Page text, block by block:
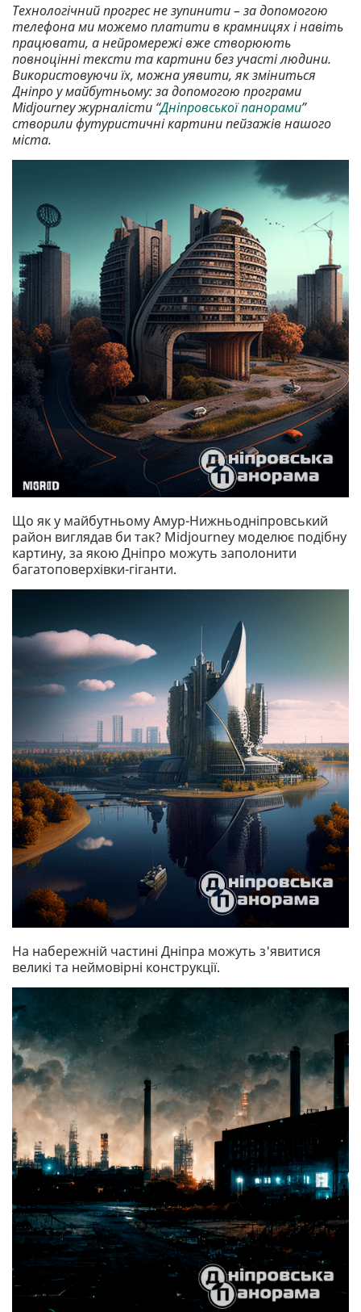
Технологічний прогрес не зупинити – за допомогою
телефона ми можемо платити в крамницях і навіть
працювати, а нейромережі вже створюють
повноцінні тексти та картини без участі людини.
Використовуючи їх, можна уявити, як зміниться
Дніпро у майбутньому: за допомогою програми
Midjourney журналісти “Дніпровської панорами”
створили футуристичні картини пейзажів нашого
міста.
Що як у майбутньому Амур-Нижньодніпровський
район виглядав би так? Midjourney моделює подібну
картину, за якою Дніпро можуть заполонити
багатоповерхівки-гіганти.
На набережній частині Дніпра можуть з'явитися
великі та неймовірні конструкції.